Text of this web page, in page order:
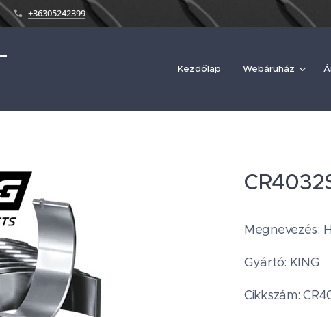
+36305242399
Kezdőlap Webáruház
Megnevezés:
Gyártó: KING
Cikkszám: